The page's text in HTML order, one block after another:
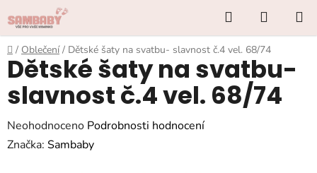
na
obsah
Hledat
KOŠÍK
Domů
/ Oblečení / Dětské šaty na svatbu- slavnost č.4 vel. 68/74
Dětské šaty na svatbu-
slavnost č.4 vel. 68/74
Průměrné
hodnocení
Neohodnoceno Podrobnosti hodnocení
Značka: Sambaby